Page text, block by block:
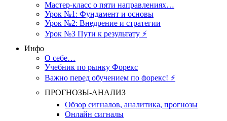
Мастер-класс о пяти направлениях…
Урок №1: Фундамент и основы
Урок №2: Внедрение и стратегии
Урок №3 Пути к результату ⚡️
Инфо
О себе…
Учебник по рынку Форекс
Важно перед обучением по форекс! ⚡
ПРОГНОЗЫ-АНАЛИЗ
Обзор сигналов, аналитика, прогнозы
Онлайн сигналы